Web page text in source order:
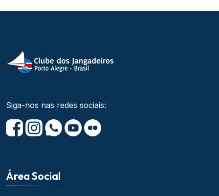
Siga-nos nas redes sociais:
Área Social